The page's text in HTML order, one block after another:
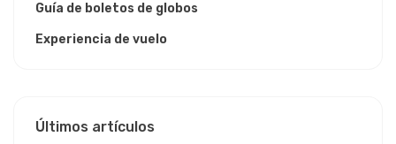
Guía de boletos de globos
Experiencia de vuelo
Últimos artículos